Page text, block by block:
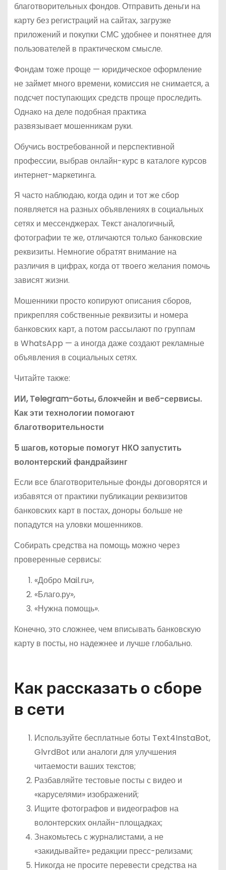
благотворительных фондов. Отправить деньги на
карту без регистраций на сайтах, загрузке
приложений и покупки СМС удобнее и понятнее для
пользователей в практическом смысле.
Фондам тоже проще — юридическое оформление
не займет много времени, комиссия не снимается, а
подсчет поступающих средств проще проследить.
Однако на деле подобная практика
развязывает мошенникам руки.
Обучись востребованной и перспективной
профессии, выбрав онлайн-курс в каталоге курсов
интернет-маркетинга.
Я часто наблюдаю, когда один и тот же сбор
появляется на разных объявлениях в социальных
сетях и мессенджерах. Текст аналогичный,
фотографии те же, отличаются только банковские
реквизиты. Немногие обратят внимание на
различия в цифрах, когда от твоего желания помочь
зависят жизни.
Мошенники просто копируют описания сборов,
прикрепляя собственные реквизиты и номера
банковских карт, а потом рассылают по группам
в WhatsApp — а иногда даже создают рекламные
объявления в социальных сетях.
Читайте также:
ИИ, Telegram-боты, блокчейн и веб-сервисы.
Как эти технологии помогают
благотворительности
5 шагов, которые помогут НКО запустить
волонтерский фандрайзинг
Если все благотворительные фонды договорятся и
избавятся от практики публикации реквизитов
банковских карт в постах, доноры больше не
попадутся на уловки мошенников.
Собирать средства на помощь можно через
проверенные сервисы:
«Добро Mail.ru»,
«Благо.ру»,
«Нужна помощь».
Конечно, это сложнее, чем вписывать банковскую
карту в посты, но надежнее и лучше глобально.
Как рассказать о сборе
в сети
Используйте бесплатные боты Text4InstaBot,
GlvrdBot или аналоги для улучшения
читаемости ваших текстов;
Разбавляйте тестовые посты с видео и
«каруселями» изображений;
Ищите фотографов и видеографов на
волонтерских онлайн-площадках;
Знакомьтесь с журналистами, а не
«закидывайте» редакции пресс-релизами;
Никогда не просите перевести средства на